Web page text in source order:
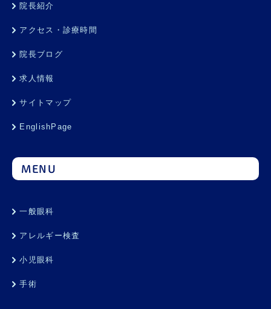
院長紹介
アクセス・診療時間
院長ブログ
求人情報
サイトマップ
EnglishPage
MENU
一般眼科
アレルギー検査
小児眼科
手術